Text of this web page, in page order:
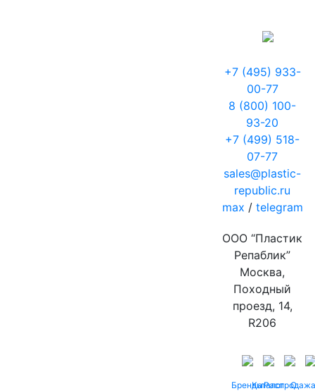
+7 (495) 933-
00-77
8 (800) 100-
93-20
+7 (499) 518-
07-77
sales@plastic-
republic.ru
max / telegram
ООО “Пластик
Репаблик”
Москва,
Походный
проезд, 14,
R206
БрендыКаталог
Распродажа
О